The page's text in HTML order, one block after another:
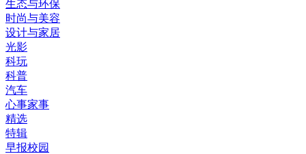
生态与环保
时尚与美容
设计与家居
光影
科玩
科普
汽车
心事家事
精选
特辑
早报校园